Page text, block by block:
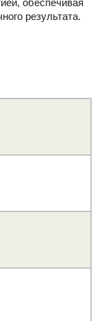
обеспечивая
результата.